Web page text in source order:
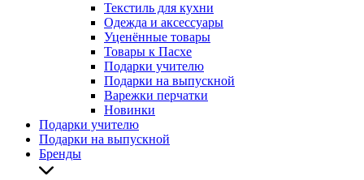
Текстиль для кухни
Одежда и аксессуары
Уценённые товары
Товары к Пасхе
Подарки учителю
Подарки на выпускной
Варежки перчатки
Новинки
Подарки учителю
Подарки на выпускной
Бренды